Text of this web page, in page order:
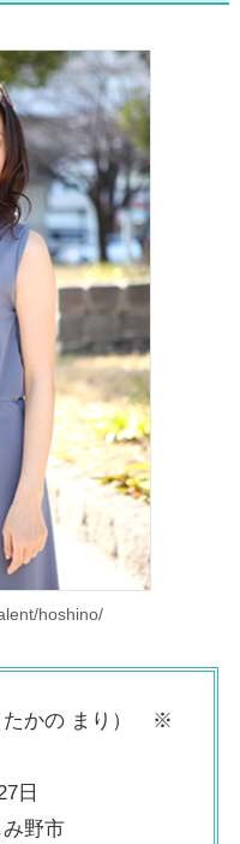
hoshino/
かの まり） ※
日
野市